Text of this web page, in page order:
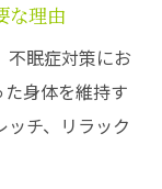
な理由
不眠症対策にお
身体を維持す
チ、リラック